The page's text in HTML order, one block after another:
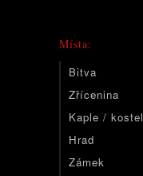
Místa:
Bitva
Zřícenina
Kaple / kostel
Hrad
Zámek